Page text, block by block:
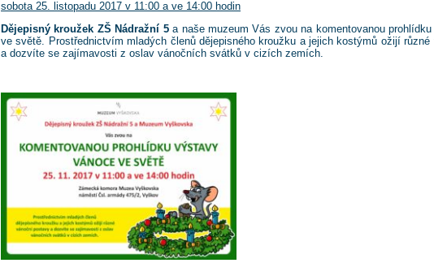
sobota 25. listopadu 2017 v 11:00 a ve 14:00 hodin
Dějepisný kroužek ZŠ Nádražní 5a naše muzeum Vás zvou na komentovanou
ve světě. Prostřednictvím mladých členů dějepisného kroužku a jejich kostýmů ožijí
a dozvíte se zajímavosti z oslav vánočních svátků v cizích zemích.